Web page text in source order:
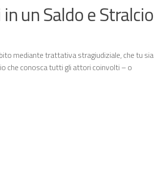
un Saldo e Stralcio
mediante trattativa stragiudiziale, che tu sia
che conosca tutti gli attori coinvolti – o